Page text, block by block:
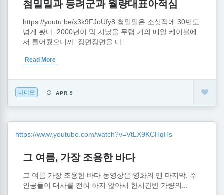
첨밀밀과 등려군과 월량대표아적심
https://youtu.be/x3k9FJoUfy8 첨밀밀은 소싯적에 30번도
넘게 봤다. 2000년이 막 지났을 무렵 거의 매일 케이블에
서 틀어줬으니까. 장면장면을 다...
Read More
비디오 APR 9
https://www.youtube.com/watch?v=VtLX9KCHqHs
그 여름, 가장 조용한 바다
그 여름 가장 조용한 바다 동영상은 영화의 맨 마지막. 주
인공들이 대사를 전혀 하지 않아서 한시간반 가량의...